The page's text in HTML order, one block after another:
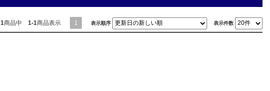
1商品中 1-1商品表示 1 表示順序 表示件数